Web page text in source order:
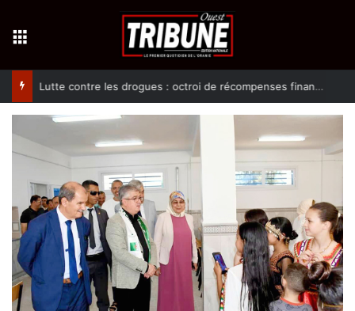
Lutte contre les drogues : octroi de récompenses financières aux dénonciateurs de trafiquants